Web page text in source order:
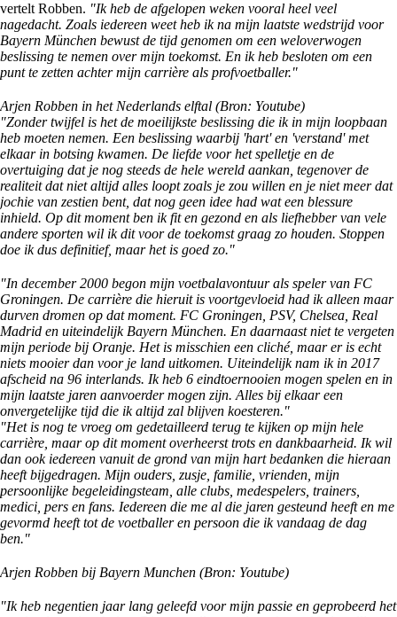
vertelt Robben. "Ik heb de afgelopen weken vooral heel veel
nagedacht. Zoals iedereen weet heb ik na mijn laatste wedstrijd voor
Bayern München bewust de tijd genomen om een weloverwogen
beslissing te nemen over mijn toekomst. En ik heb besloten om een
punt te zetten achter mijn carrière als profvoetballer."
Arjen Robben in het Nederlands elftal (Bron: Youtube)
"Zonder twijfel is het de moeilijkste beslissing die ik in mijn loopbaan
heb moeten nemen. Een beslissing waarbij 'hart' en 'verstand' met
elkaar in botsing kwamen. De liefde voor het spelletje en de
overtuiging dat je nog steeds de hele wereld aankan, tegenover de
realiteit dat niet altijd alles loopt zoals je zou willen en je niet meer dat
jochie van zestien bent, dat nog geen idee had wat een blessure
inhield. Op dit moment ben ik fit en gezond en als liefhebber van vele
andere sporten wil ik dit voor de toekomst graag zo houden. Stoppen
doe ik dus definitief, maar het is goed zo."
"In december 2000 begon mijn voetbalavontuur als speler van FC
Groningen. De carrière die hieruit is voortgevloeid had ik alleen maar
durven dromen op dat moment. FC Groningen, PSV, Chelsea, Real
Madrid en uiteindelijk Bayern München. En daarnaast niet te vergeten
mijn periode bij Oranje. Het is misschien een cliché, maar er is echt
niets mooier dan voor je land uitkomen. Uiteindelijk nam ik in 2017
afscheid na 96 interlands. Ik heb 6 eindtoernooien mogen spelen en in
mijn laatste jaren aanvoerder mogen zijn. Alles bij elkaar een
onvergetelijke tijd die ik altijd zal blijven koesteren."
"Het is nog te vroeg om gedetailleerd terug te kijken op mijn hele
carrière, maar op dit moment overheerst trots en dankbaarheid. Ik wil
dan ook iedereen vanuit de grond van mijn hart bedanken die hieraan
heeft bijgedragen. Mijn ouders, zusje, familie, vrienden, mijn
persoonlijke begeleidingsteam, alle clubs, medespelers, trainers,
medici, pers en fans. Iedereen die me al die jaren gesteund heeft en me
gevormd heeft tot de voetballer en persoon die ik vandaag de dag
ben."
Arjen Robben bij Bayern Munchen (Bron: Youtube)
"Ik heb negentien jaar lang geleefd voor mijn passie en geprobeerd het